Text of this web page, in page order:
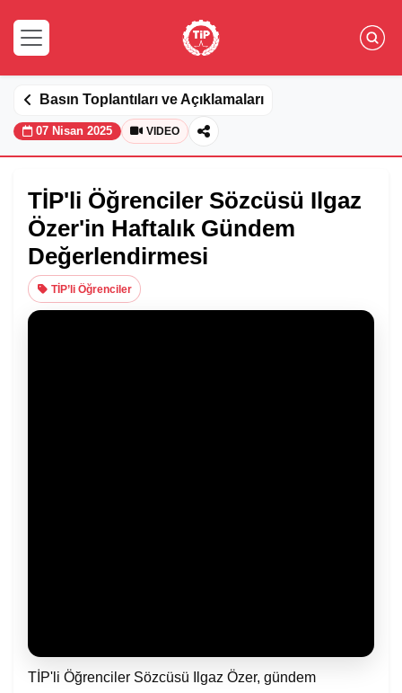
Basın Toplantıları ve Açıklamaları
07 Nisan 2025 VIDEO
TİP'li Öğrenciler Sözcüsü Ilgaz
Özer'in Haftalık Gündem
Değerlendirmesi
TİP’li Öğrenciler
TİP'li Öğrenciler Sözcüsü Ilgaz Özer, gündem